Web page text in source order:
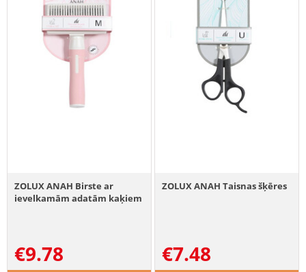
ZOLUX ANAH Birste ar
ievelkamām adatām kaķiem
€9.78
ZOLUX ANAH Taisnas šķēres
€7.48